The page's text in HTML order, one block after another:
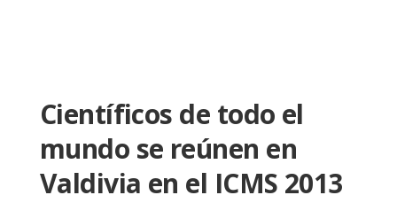
Científicos de todo el
mundo se reúnen en
Valdivia en el ICMS 2013